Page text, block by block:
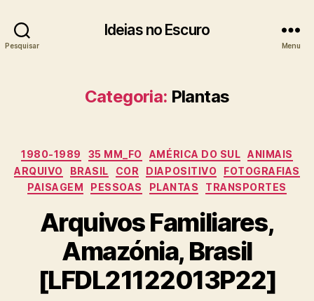
Pesquisar
Ideias no Escuro
Menu
Categoria: Plantas
Categorias
1980-1989 35 MM_FO AMÉRICA DO SUL ANIMAIS
ARQUIVO
BRASIL COR DIAPOSITIVO
FOTOGRAFIAS
PAISAGEM
PESSOAS PLANTAS TRANSPORTES
Arquivos Familiares,
Amazónia, Brasil
[LFDL21122013P22]